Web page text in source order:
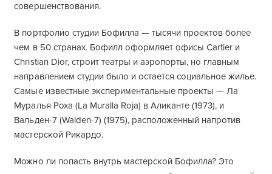
совершенствования.
В портфолио студии Бофилла — тысячи проектов более
чем в 50 странах. Бофилл оформляет офисы Cartier и
Christian Dior, строит театры и аэропорты, но главным
направлением студии было и остается социальное жилье.
Самые известные экспериментальные проекты — Ла
Муралья Роха (La Muralla Roja) в Аликанте (1973), и
Вальден-7 (Walden-7) (1975), расположенный напротив
мастерской Рикардо.
Можно ли попасть внутрь мастерской Бофилла? Это